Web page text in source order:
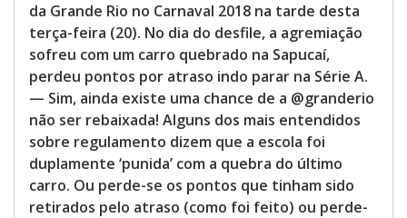
da Grande Rio no Carnaval 2018 na tarde desta
terça-feira (20). No dia do desfile, a agremiação
sofreu com um carro quebrado na Sapucaí,
perdeu pontos por atraso indo parar na Série A.
— Sim, ainda existe uma chance de a @granderio
não ser rebaixada! Alguns dos mais entendidos
sobre regulamento dizem que a escola foi
duplamente ‘punida’ com a quebra do último
carro. Ou perde-se os pontos que tinham sido
retirados pelo atraso (como foi feito) ou perde-